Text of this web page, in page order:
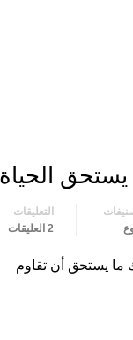
التعليقات
2 العليقات
ما يستحق أن تقاوم